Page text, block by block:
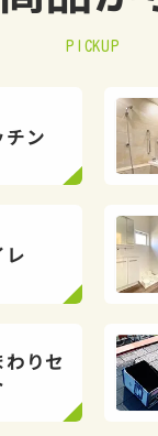
PICKUP
チン
レ
りセ